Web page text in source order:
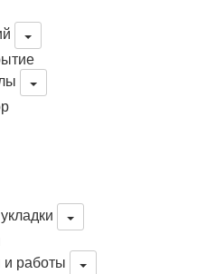
работы